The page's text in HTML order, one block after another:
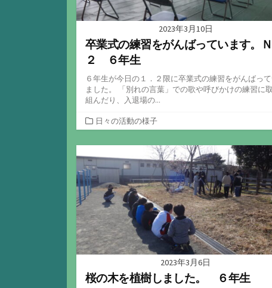
2023年3月10日
卒業式の練習をがんばっています。
２ ６年生
６年生が今日の１．２限に卒業式の練習をがんばっ
ました。 「別れの言葉」での歌や呼びかけの練習に
組んだり、入退場の...
カ
テ
ゴ
リ
ー
日々の活動の様子
2023年3月6日
桜の木を植樹しました。 ６年生